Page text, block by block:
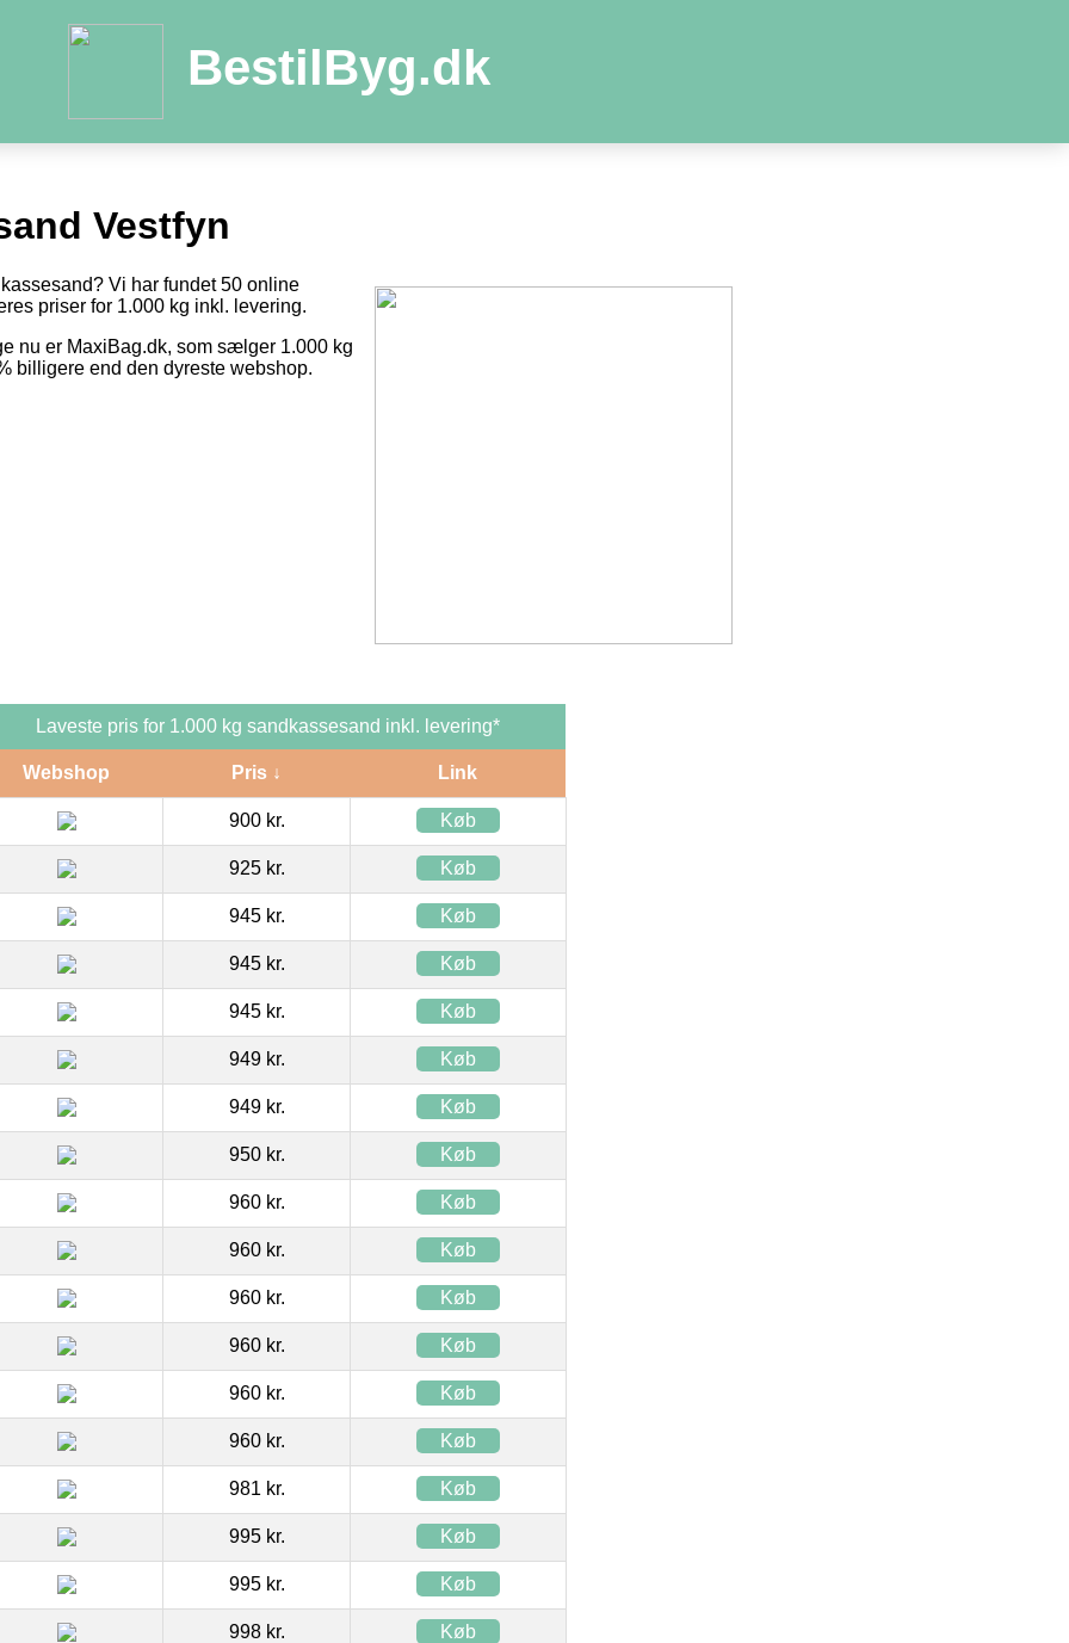
BestilByg.dk
Vestfyn
Vi har fundet 50 online
priser for 1.000 kg inkl. levering.
nu er MaxiBag.dk, som sælger 1.000 kg
billigere end den dyreste webshop.
Laveste pris for 1.000 kg sandkassesand inkl. levering*
Webshop Pris ↓ Link
900 kr. Køb
925 kr. Køb
945 kr. Køb
945 kr. Køb
945 kr. Køb
949 kr. Køb
949 kr. Køb
950 kr. Køb
960 kr. Køb
960 kr. Køb
960 kr. Køb
960 kr. Køb
960 kr. Køb
960 kr. Køb
981 kr. Køb
995 kr. Køb
995 kr. Køb
998 kr. Køb